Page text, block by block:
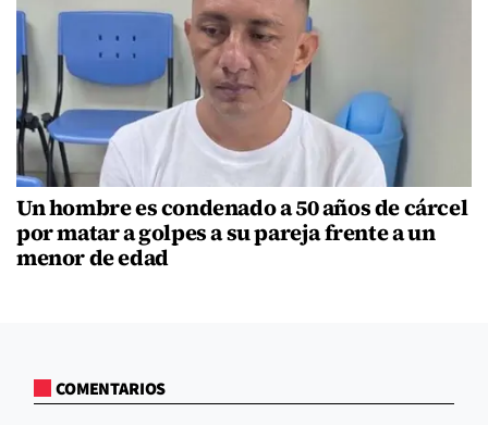
Un hombre es condenado a 50 años de cárcel
por matar a golpes a su pareja frente a un
menor de edad
COMENTARIOS